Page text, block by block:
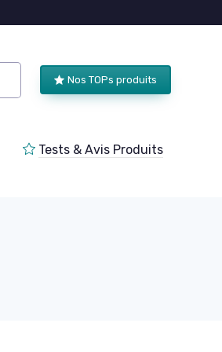
Nos TOPs produits
Tests & Avis Produits